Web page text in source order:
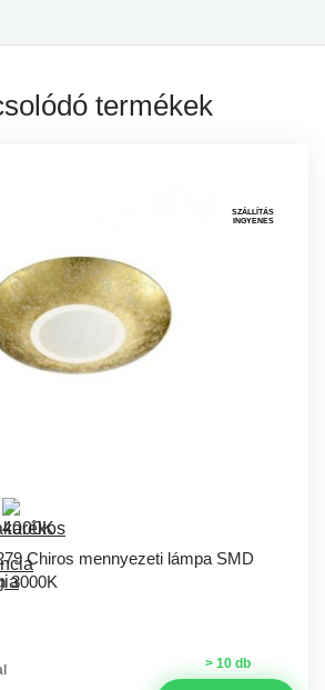
termékek
SZÁLLÍTÁS
INGYENES
Chiros mennyezeti lámpa SMD
3000K
> 10 db